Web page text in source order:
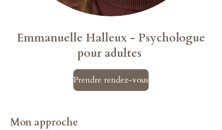
Emmanuelle Halleux - Psychologue
pour adultes
Prendre rendez-vous
Mon approche